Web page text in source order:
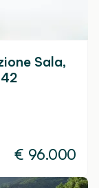
Sala,
€ 96.000